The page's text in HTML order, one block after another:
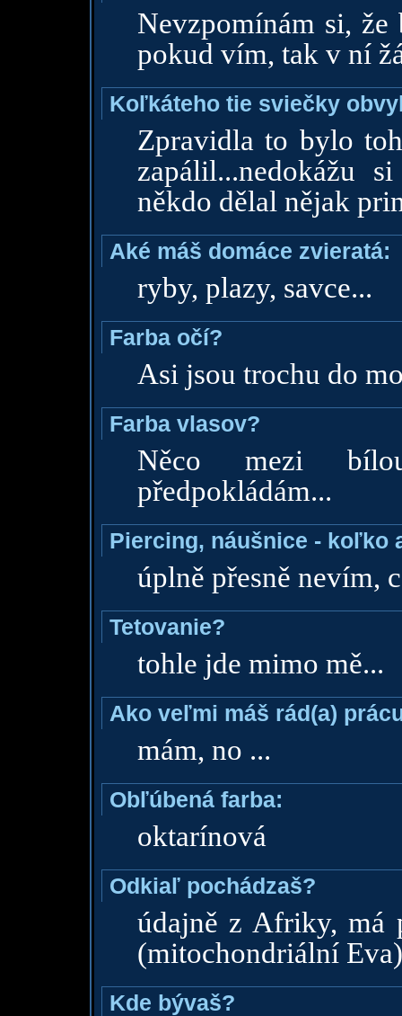
Nevzpomínám si,
pokud vím, tak v ní
Koľkáteho tie sviečky
Zpravidla to bylo
zapálil...nedokážu
někdo dělal nějak
Aké máš domáce zvieratá:
ryby, plazy, savce...
Farba očí?
Asi jsou trochu do
Farba vlasov?
Něco mezi
předpokládám...
Piercing, náušnice - koľko
úplně přesně nevím,
Tetovanie?
tohle jde mimo mě...
Ako veľmi máš rád(a)
mám, no ...
Obľúbená farba:
oktarínová
Odkiaľ pochádzaš?
údajně z Afriky, má
(mitochondriální Eva)
Kde bývaš?